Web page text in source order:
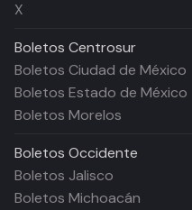
X
Boletos Centrosur
Boletos Ciudad de México
Boletos Estado de México
Boletos Morelos
Boletos Occidente
Boletos Jalisco
Boletos Michoacán